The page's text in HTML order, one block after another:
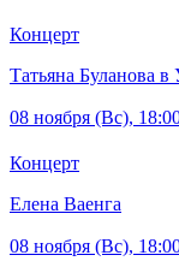
Концерт
Татьяна Буланова в
08 ноября (Вс),
Концерт
Елена Ваенга
08 ноября (Вс),